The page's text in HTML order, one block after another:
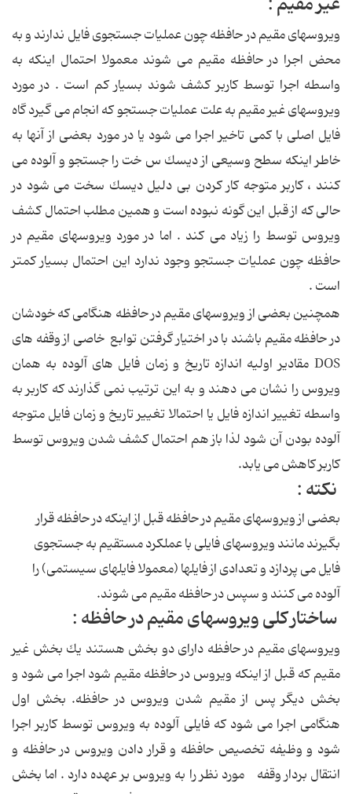
ویروسهای مقیم در حافظه چون عملیات جستجوی فایل ندارند و به
محض اجرا در حافظه مقیم می شوند معمولا احتمال اینكه به
واسطه اجرا توسط كاربر كشف شوند بسیار كم است . در مورد
ویروسهای غیر مقیم به علت عملیات جستجو كه انجام می گیرد گاه
فایل اصلی با كمی تاخیر اجرا می شود یا در مورد بعضی از آنها به
خاطر اینكه سطح وسیعی از دیسك س خت را جستجو و آلوده می
كنند ، كاربر متوجه كار كردن بی دلیل دیسك سخت می شود در
حالی كه از قبل این گونه نبوده است و همین مطلب احتمال كشف
ویروس توسط را زیاد می كند . اما در مورد ویروسهای مقیم در
حافظه چون عملیات جستجو وجود ندارد این احتمال بسیار كمتر
است .
همچنین بعضی از ویروسهای مقیم در حافظه هنگامی كه خودشان
در حافظه مقیم باشند با در اختیار گرفتن توابع خاصی از وقفه های
DOS مقادیر اولیه اندازه تاریخ و زمان فایل های آلوده به همان
ویروس را نشان می دهند و به این ترتیب نمی گذارند كه كاربر به
واسطه تغییر اندازه فایل یا احتمالا تغییر تاریخ و زمان فایل متوجه
آلوده بودن آن شود لذا باز هم احتمال كشف شدن ویروس توسط
كاربر كاهش می یابد.
نكته :
بعضی از ویروسهای مقیم در حافظه قبل از اینكه در حافظه قرار
بگیرند مانند ویروسهای فایلی با عملكرد مستقیم به جستجوی
فایل می پردازد و تعدادی از فایلها (معمولا فایلهای سیستمی) را
آلوده می كنند و سپس در حافظه مقیم می شوند.
ساختار كلی ویروسهای مقیم در حافظه :
ویروسهای مقیم در حافظه دارای دو بخش هستند یك بخش غیر
مقیم كه قبل از اینكه ویروس در حافظه مقیم شود اجرا می شود و
بخش دیگر پس از مقیم شدن ویروس در حافظه. بخش اول
هنگامی اجرا می شود كه فایلی آلوده به ویروس توسط كاربر اجرا
شود و وظیفه تخصیص حافظه و قرار دادن ویروس در حافظه و
انتقال بردار وقفه مورد نظر را به ویروس بر عهده دارد . اما بخش